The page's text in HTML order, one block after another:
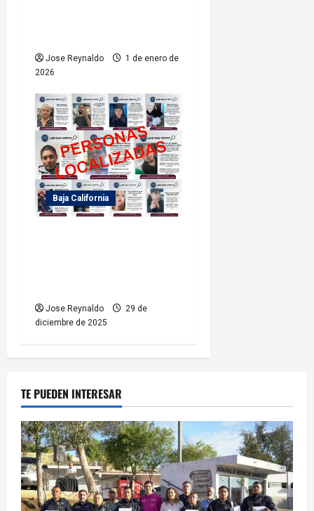
Jose Reynaldo
1 de enero de
2026
Baja California
Jose Reynaldo
29 de
diciembre de 2025
TE PUEDEN INTERESAR